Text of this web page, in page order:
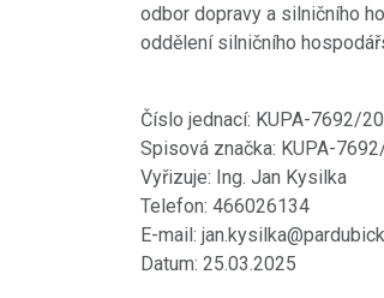
odbor dopravy a silničního
oddělení silničního
Číslo jednací: KUPA-7692/
Spisová značka: KUPA-
Vyřizuje: Ing. Jan Kysilka
Telefon: 466026134
E-mail:
Datum: 25.03.2025